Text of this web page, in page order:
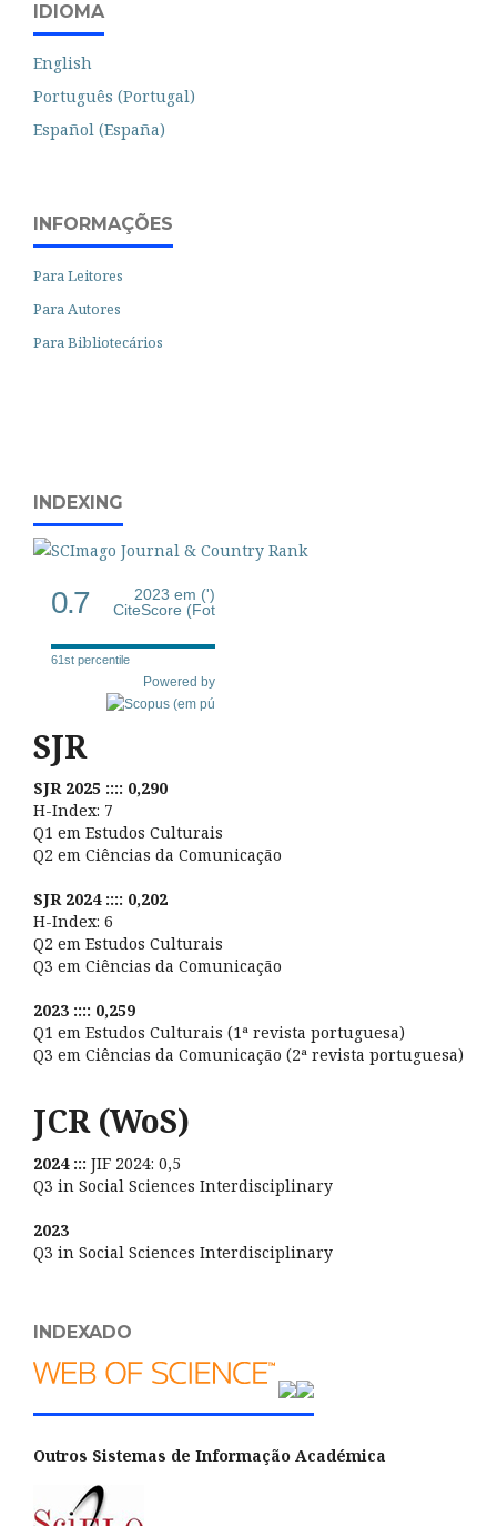
IDIOMA
English
Português (Portugal)
Español (España)
INFORMAÇÕES
Para Leitores
Para Autores
Para Bibliotecários
INDEXING
0.7
2023 em (')
CiteScore (Fot
61st percentile
Powered by
SJR
SJR 2025 :::: 0,290
H-Index: 7
Q1 em Estudos Culturais
Q2 em Ciências da Comunicação
SJR 2024 :::: 0,202
H-Index: 6
Q2 em Estudos Culturais
Q3 em Ciências da Comunicação
2023 :::: 0,259
Q1 em Estudos Culturais (1ª revista portuguesa)
Q3 em Ciências da Comunicação (2ª revista portuguesa)
JCR (WoS)
2024 ::: JIF 2024: 0,5
Q3 in Social Sciences Interdisciplinary
2023
Q3 in Social Sciences Interdisciplinary
INDEXADO
Outros Sistemas de Informação Académica